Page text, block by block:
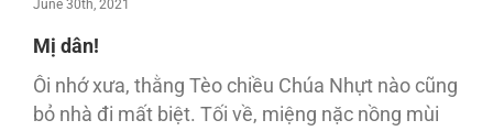
June 30th, 2021
Mị dân!
Ôi nhớ xưa, thằng Tèo chiều Chúa Nhựt nào cũng
bỏ nhà đi mất biệt. Tối về, miệng nặc nồng mùi